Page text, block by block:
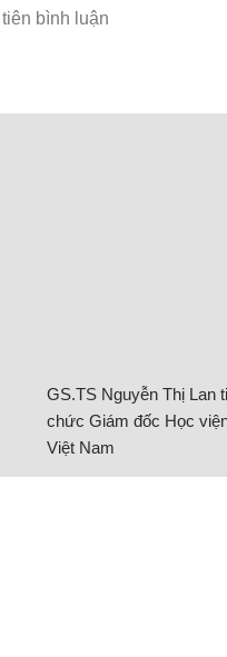
GS.TS Nguyễn Thị Lan
chức Giám đốc Học
Việt Nam